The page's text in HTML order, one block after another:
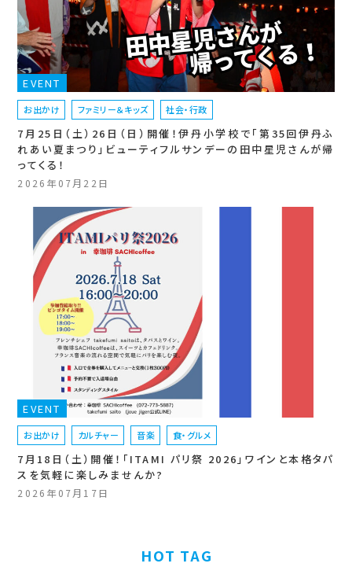
EVENT
お出かけ ファミリー＆キッズ 社会・行政
7月25日（土）26日（日）開催！伊丹小学校で「第35回伊丹ふ
れあい夏まつり」ビューティフルサンデーの田中星児さんが帰
ってくる！
2026年07月22日
EVENT
お出かけ カルチャー 音楽 食・グルメ
7月18日（土）開催！「ITAMI パリ祭 2026」ワインと本格タパ
スを気軽に楽しみませんか?
2026年07月17日
HOT TAG